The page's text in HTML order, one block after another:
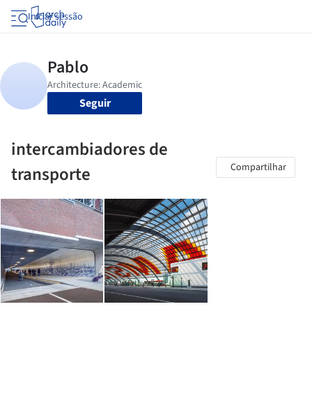
Iniciar sessão
Seguir
intercambiadores de
transporte
Compartilhar